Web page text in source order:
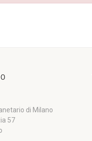
di Milano
57